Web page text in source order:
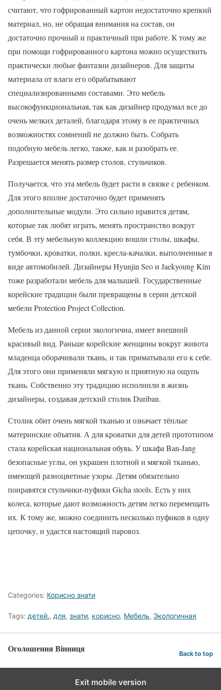
считают, что гофрированный картон недостаточно крепкий
материал, но, не обращая внимания на состав, он
достаточно прочный и практичный при работе. К тому же
при помощи гофрированного картона можно осуществить
практически любые фантазии дизайнеров. Для защиты
материала от влаги его обрабатывают
специализированными составами. Это мебель
высокофункциональная, так как дизайнер продумал все до
очень мелких деталей, благодаря этому в ее практичных
возможностях сомнений не должно быть. Собрать
подобную мебель легко, также, как и разобрать ее.
Разрешается менять размер столов, стульчиков.
Получается, что эта мебель будет расти в связке с ребенком.
Для этого вполне достаточно будет применять
дополнительные модули. Это сильно нравится детям,
которые так любят играть, менять пространство вокруг
себя. В эту мебельную коллекцию вошли столы, шкафы,
тумбочки, кроватки, полки, кресла-качалки, выполненные в
виде автомобилей. Дизайнеры Hyunjin Seo и Jaekyoung Kim
тоже разработали мебель для малышей. Государственные
корейские традиции были превращены в серии детской
мебели Protection Project Collection.
Мебель из данной серии экологична, имеет внешний
красивый вид. Раньше корейские женщины вокруг живота
младенца оборачивали ткань, и так приматывали его к себе.
Для этого они применяли мягкую и приятную на ощупь
ткань. Собственно эту традицию исполнили в жизнь
дизайнеры, создавая детский столик Duriban.
Столик обит очень мягкой тканью и означает тёплые
материнские объятия. А для кроватки для детей прототипом
стала корейская национальная обувь. У шкафа Ban-Jang
безопасные углы, он украшен плотной и мягкой тканью,
имеющей разноцветные узоры. Детям обязательно
понравятся стульчики-пуфики Gicha stools. Есть у них
колеса, которые дают возможность детям легко перемещать
их. К тому же, можно соединить несколько пуфиков в одну
цепочку, и удастся настоящий паровоз.
Categories: Корисно знати
Tags: детей., для, знати, корисно, Мебель, Экологичная
Оголошення Вінниця Back to top
Exit mobile version